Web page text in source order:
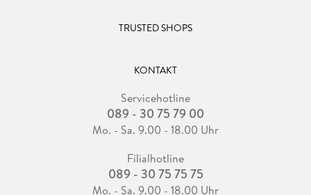
TRUSTED SHOPS
KONTAKT
Servicehotline
089 - 30 75 79 00
Mo. - Sa. 9.00 - 18.00 Uhr
Filialhotline
089 - 30 75 75 75
Mo. - Sa. 9.00 - 18.00 Uhr